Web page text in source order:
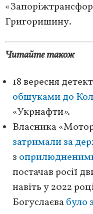
Григоришину.
Читайте також
18 вересня
обшуками до
«Укрнафти».
Власника
затримали за
з
постачав росії
навіть у 2022
Богуслаєвабуло